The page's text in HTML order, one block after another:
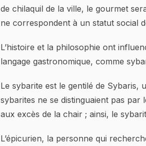
de chilaquil de la ville, le gourmet
ne correspondent à un statut social
L’histoire et la philosophie ont
langage gastronomique, comme
Le sybarite est le gentilé de Sybaris,
sybarites ne se distinguaient pas
aux excès de la chair ; ainsi, le
L’épicurien, la personne qui